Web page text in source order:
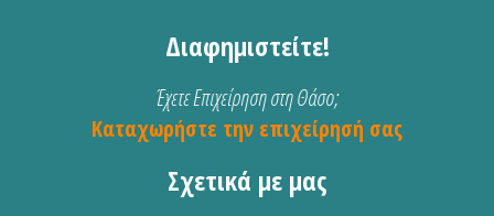
Διαφημιστείτε!
Έχετε Επιχείρηση στη Θάσο;
Καταχωρήστε την επιχείρησή σας
Σχετικά με μας